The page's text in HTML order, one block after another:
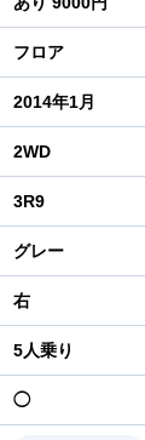
フロア
2014年1月
2WD
3R9
グレー
右
5人乗り
◯